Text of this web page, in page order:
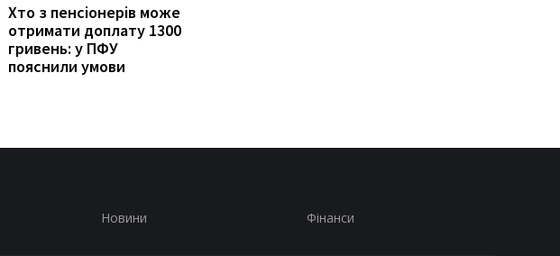
Хто з пенсіонерів може
отримати доплату 1300
гривень: у ПФУ
пояснили умови
Новини Фінанси